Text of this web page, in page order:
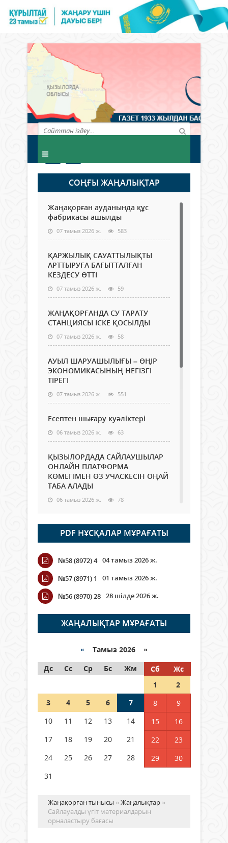
СОҢҒЫ ЖАҢАЛЫҚТАР
Жаңақорған ауданында құс
фабрикасы ашылды
07 тамыз 2026 ж. 583
ҚАРЖЫЛЫҚ САУАТТЫЛЫҚТЫ
АРТТЫРУҒА БАҒЫТТАЛҒАН
КЕЗДЕСУ ӨТТІ
07 тамыз 2026 ж. 59
ЖАҢАҚОРҒАНДА СУ ТАРАТУ
СТАНЦИЯСЫ ІСКЕ ҚОСЫЛДЫ
07 тамыз 2026 ж. 58
АУЫЛ ШАРУАШЫЛЫҒЫ – ӨҢІР
ЭКОНОМИКАСЫНЫҢ НЕГІЗГІ
ТІРЕГІ
07 тамыз 2026 ж. 551
Есептен шығару куәліктері
06 тамыз 2026 ж. 63
ҚЫЗЫЛОРДАДА САЙЛАУШЫЛАР
ОНЛАЙН ПЛАТФОРМА
КӨМЕГІМЕН ӨЗ УЧАСКЕСІН ОҢАЙ
ТАБА АЛАДЫ
06 тамыз 2026 ж. 78
Open Air: Қызылорда облысы
полиция департаменті 20
мыңнан астам көрерменнің
қауіпсіздігін қамтамасыз етті
06 тамыз 2026 ж.
Wi-Fi ҚАБЫРҒА АРҚЫЛЫ ҚАЛАЙ
ӨТЕДІ?
06 тамыз 2026 ж. 255
граждане Казахстана,
05 тамыз 2026 ж. 134
Шетелде жүрген Қазақстан
азаматтары қалай дауыс бере
PDF НҰСҚАЛАР МҰРАҒАТЫ
№58 (8972) 4 04 тамыз 2026 ж.
№57 (8971) 1
01 тамыз 2026 ж.
№56 (8970) 28 28 шілде 2026 ж.
ЖАҢАЛЫҚТАР МҰРАҒАТЫ
« Тамыз 2026 »
Дс
Сс Ср Бс Жм Сб
Жс
1
2
3
4 5 6 7 8
9
10
11 12 13 14 15
16
17
18 19 20 21 22
23
24
25 26 27 28 29
30
31
Жаңақорған тынысы »Жаңалықтар »
Сайлауалды үгіт материалдарын
орналастыру бағасы